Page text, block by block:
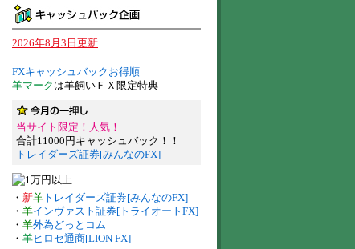
2026年8月3日更新
FXキャッシュバックお得順
羊マーク は羊飼いＦＸ限定特典
当サイト限定！人気！
合計11000円キャッシュバック！！
トレイダーズ証券[みんなのFX]
・ 新羊 トレイダーズ証券[みんなのFX]
・ 羊インヴァスト証券[トライオートFX]
・ 羊外為どっとコム
・ 羊ヒロセ通商[LION FX]